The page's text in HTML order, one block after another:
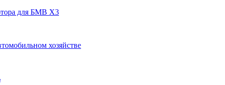
для БМВ Х3
хозяйстве